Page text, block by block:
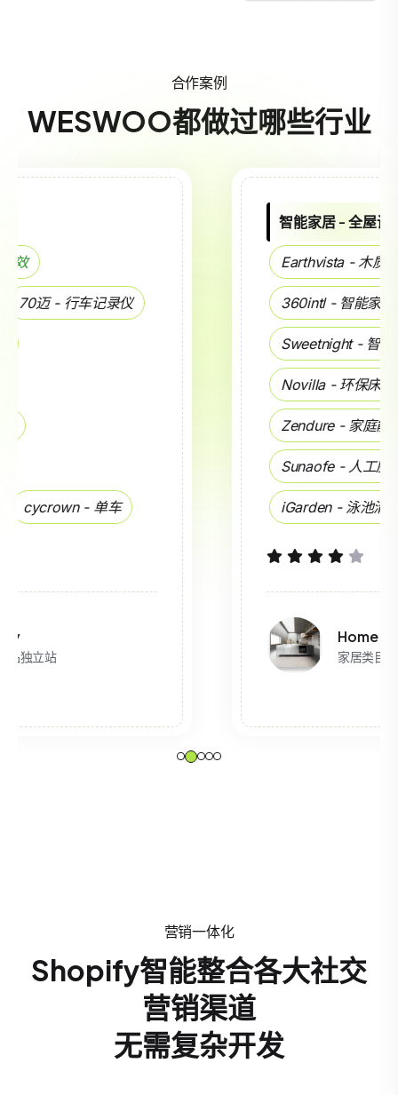
合作案例
WESWOO都做过哪些行业
智能家居 - 全屋设计
Earthvista - 木质家具 - 氛围感
360intl - 智能家居用品
Sweetnight - 智能床垫 - 出海品牌
Fittes - 全屋定制
Zendure - 家庭能源
Sunaofe - 人工座椅 Kawa - 视频监控
iGarden - 泳池清洁机器人
家居类目要以整体温馨的UI风格为主
营销一体化
Shopify智能整合各大社交
营销渠道
无需复杂开发